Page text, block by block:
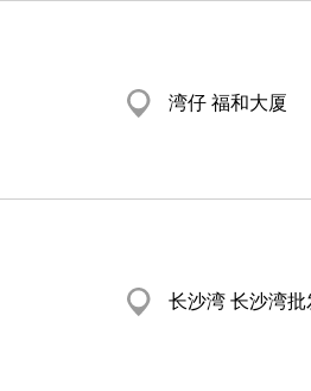
湾仔 福和大厦
长沙湾 长沙湾批